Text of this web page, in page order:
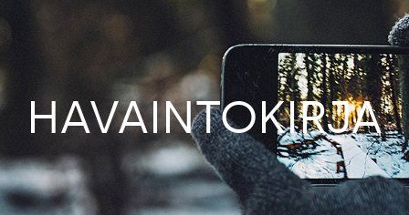
HAVAINTOKIRJA